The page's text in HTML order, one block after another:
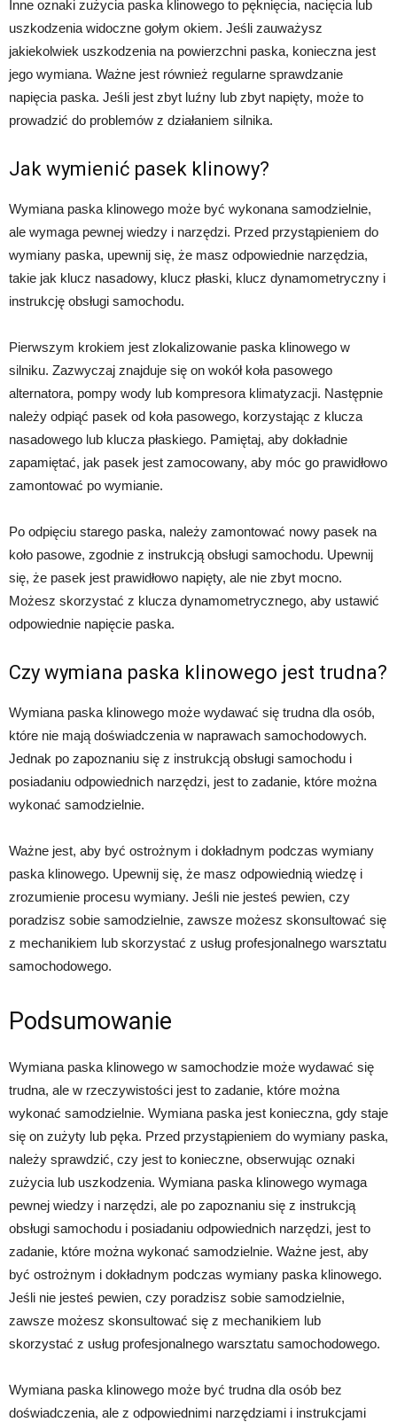
Inne oznaki zużycia paska klinowego to pęknięcia, nacięcia lub
uszkodzenia widoczne gołym okiem. Jeśli zauważysz
jakiekolwiek uszkodzenia na powierzchni paska, konieczna jest
jego wymiana. Ważne jest również regularne sprawdzanie
napięcia paska. Jeśli jest zbyt luźny lub zbyt napięty, może to
prowadzić do problemów z działaniem silnika.
Jak wymienić pasek klinowy?
Wymiana paska klinowego może być wykonana samodzielnie,
ale wymaga pewnej wiedzy i narzędzi. Przed przystąpieniem do
wymiany paska, upewnij się, że masz odpowiednie narzędzia,
takie jak klucz nasadowy, klucz płaski, klucz dynamometryczny i
instrukcję obsługi samochodu.
Pierwszym krokiem jest zlokalizowanie paska klinowego w
silniku. Zazwyczaj znajduje się on wokół koła pasowego
alternatora, pompy wody lub kompresora klimatyzacji. Następnie
należy odpiąć pasek od koła pasowego, korzystając z klucza
nasadowego lub klucza płaskiego. Pamiętaj, aby dokładnie
zapamiętać, jak pasek jest zamocowany, aby móc go prawidłowo
zamontować po wymianie.
Po odpięciu starego paska, należy zamontować nowy pasek na
koło pasowe, zgodnie z instrukcją obsługi samochodu. Upewnij
się, że pasek jest prawidłowo napięty, ale nie zbyt mocno.
Możesz skorzystać z klucza dynamometrycznego, aby ustawić
odpowiednie napięcie paska.
Czy wymiana paska klinowego jest trudna?
Wymiana paska klinowego może wydawać się trudna dla osób,
które nie mają doświadczenia w naprawach samochodowych.
Jednak po zapoznaniu się z instrukcją obsługi samochodu i
posiadaniu odpowiednich narzędzi, jest to zadanie, które można
wykonać samodzielnie.
Ważne jest, aby być ostrożnym i dokładnym podczas wymiany
paska klinowego. Upewnij się, że masz odpowiednią wiedzę i
zrozumienie procesu wymiany. Jeśli nie jesteś pewien, czy
poradzisz sobie samodzielnie, zawsze możesz skonsultować się
z mechanikiem lub skorzystać z usług profesjonalnego warsztatu
samochodowego.
Podsumowanie
Wymiana paska klinowego w samochodzie może wydawać się
trudna, ale w rzeczywistości jest to zadanie, które można
wykonać samodzielnie. Wymiana paska jest konieczna, gdy staje
się on zużyty lub pęka. Przed przystąpieniem do wymiany paska,
należy sprawdzić, czy jest to konieczne, obserwując oznaki
zużycia lub uszkodzenia. Wymiana paska klinowego wymaga
pewnej wiedzy i narzędzi, ale po zapoznaniu się z instrukcją
obsługi samochodu i posiadaniu odpowiednich narzędzi, jest to
zadanie, które można wykonać samodzielnie. Ważne jest, aby
być ostrożnym i dokładnym podczas wymiany paska klinowego.
Jeśli nie jesteś pewien, czy poradzisz sobie samodzielnie,
zawsze możesz skonsultować się z mechanikiem lub
skorzystać z usług profesjonalnego warsztatu samochodowego.
Wymiana paska klinowego może być trudna dla osób bez
doświadczenia, ale z odpowiednimi narzędziami i instrukcjami